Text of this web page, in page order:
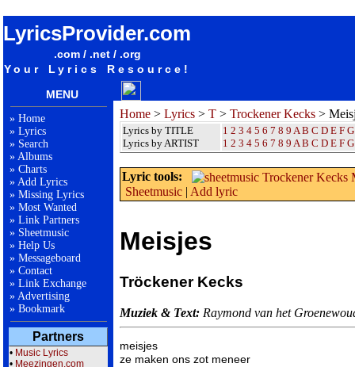
LyricsProvider.com
.com / .net / .org
Your Lyrics Resource!
MENU
» Home
» Lyrics
» Search
» Albums
» Charts
» Add Lyrics
» Missing Lyrics
» Most Wanted
» Link Partners
» Sheetmusic
» Help Us
» Messageboard
» Contact
» Link Exchange
» Advertising
» Bookmark
Partners
• Music Lyrics
• Meezingen.com
Home > Lyrics > T > Trockener Kecks >
Lyrics by TITLE
Lyrics by ARTIST
1 2 3 4 5 6 7 8 9 A B C D E F G
1 2 3 4 5 6 7 8 9 A B C D E F G
Lyric tools:
Sheetmusic | Add lyric
Meisjes
Tröckener Kecks
Muziek & Text: Raymond van het
meisjes
ze maken ons zot meneer